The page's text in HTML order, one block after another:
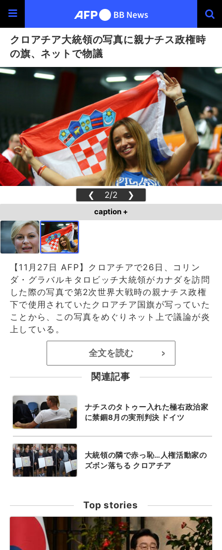
クロアチア大統領の写真に親ナチス政権時
の旗、ネットで物議
❮ 2/2 ❯
caption +
【11月27日 AFP】クロアチアで26日、コリン
ダ・グラバルキタロビッチ大統領がカナダを訪問
した際の写真で第2次世界大戦時の親ナチス政権
下で使用されていたクロアチア国旗が写っていた
ことから、この写真をめぐりネット上で議論が炎
上している。
全文を読む >
関連記事
ナチスのタトゥー入れた極右政治家
に禁錮8月の実刑判決 ドイツ
大統領の隣で赤っ恥…人権活動家の
ズボン落ちる クロアチア
Top stories